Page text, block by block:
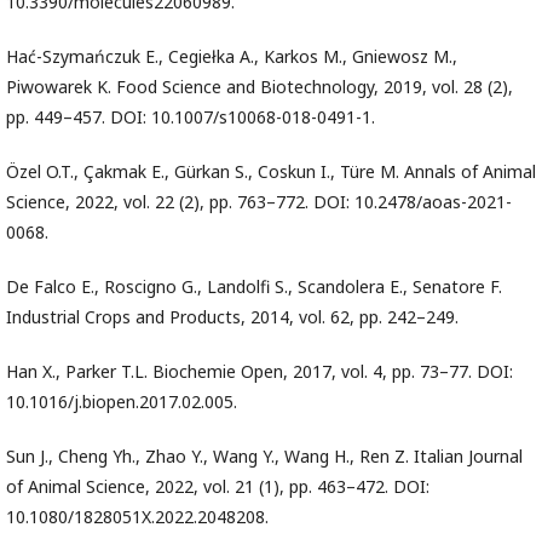
Hać-Szymańczuk E., Cegiełka A., Karkos M., Gniewosz M.,
Piwowarek K. Food Science and Biotechnology, 2019, vol. 28 (2),
pp. 449–457. DOI: 10.1007/s10068-018-0491-1.
Özel O.T., Çakmak E., Gürkan S., Coskun I., Türe M. Annals of Animal
Science, 2022, vol. 22 (2), pp. 763–772. DOI: 10.2478/aoas-2021-
0068.
De Falco E., Roscigno G., Landolfi S., Scandolera E., Senatore F.
Industrial Crops and Products, 2014, vol. 62, pp. 242–249.
Han X., Parker T.L. Biochemie Open, 2017, vol. 4, pp. 73–77. DOI:
10.1016/j.biopen.2017.02.005.
Sun J., Cheng Yh., Zhao Y., Wang Y., Wang H., Ren Z. Italian Journal
of Animal Science, 2022, vol. 21 (1), pp. 463–472. DOI:
10.1080/1828051X.2022.2048208.